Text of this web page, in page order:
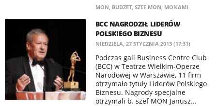
MON, BUDZET, SZEF MON, MONAMI
BCC NAGRODZIŁ LIDERÓW
POLSKIEGO BIZNESU
NIEDZIELA, 27 STYCZNIA 2013 (17:31)
Podczas gali Business Centre Club
(BCC) w Teatrze Wielkim-Operze
Narodowej w Warszawie, 11 firm
otrzymało tytuły Liderów Polskiego
Biznesu. Nagrody specjalne
otrzymali b. szef MON Janusz...